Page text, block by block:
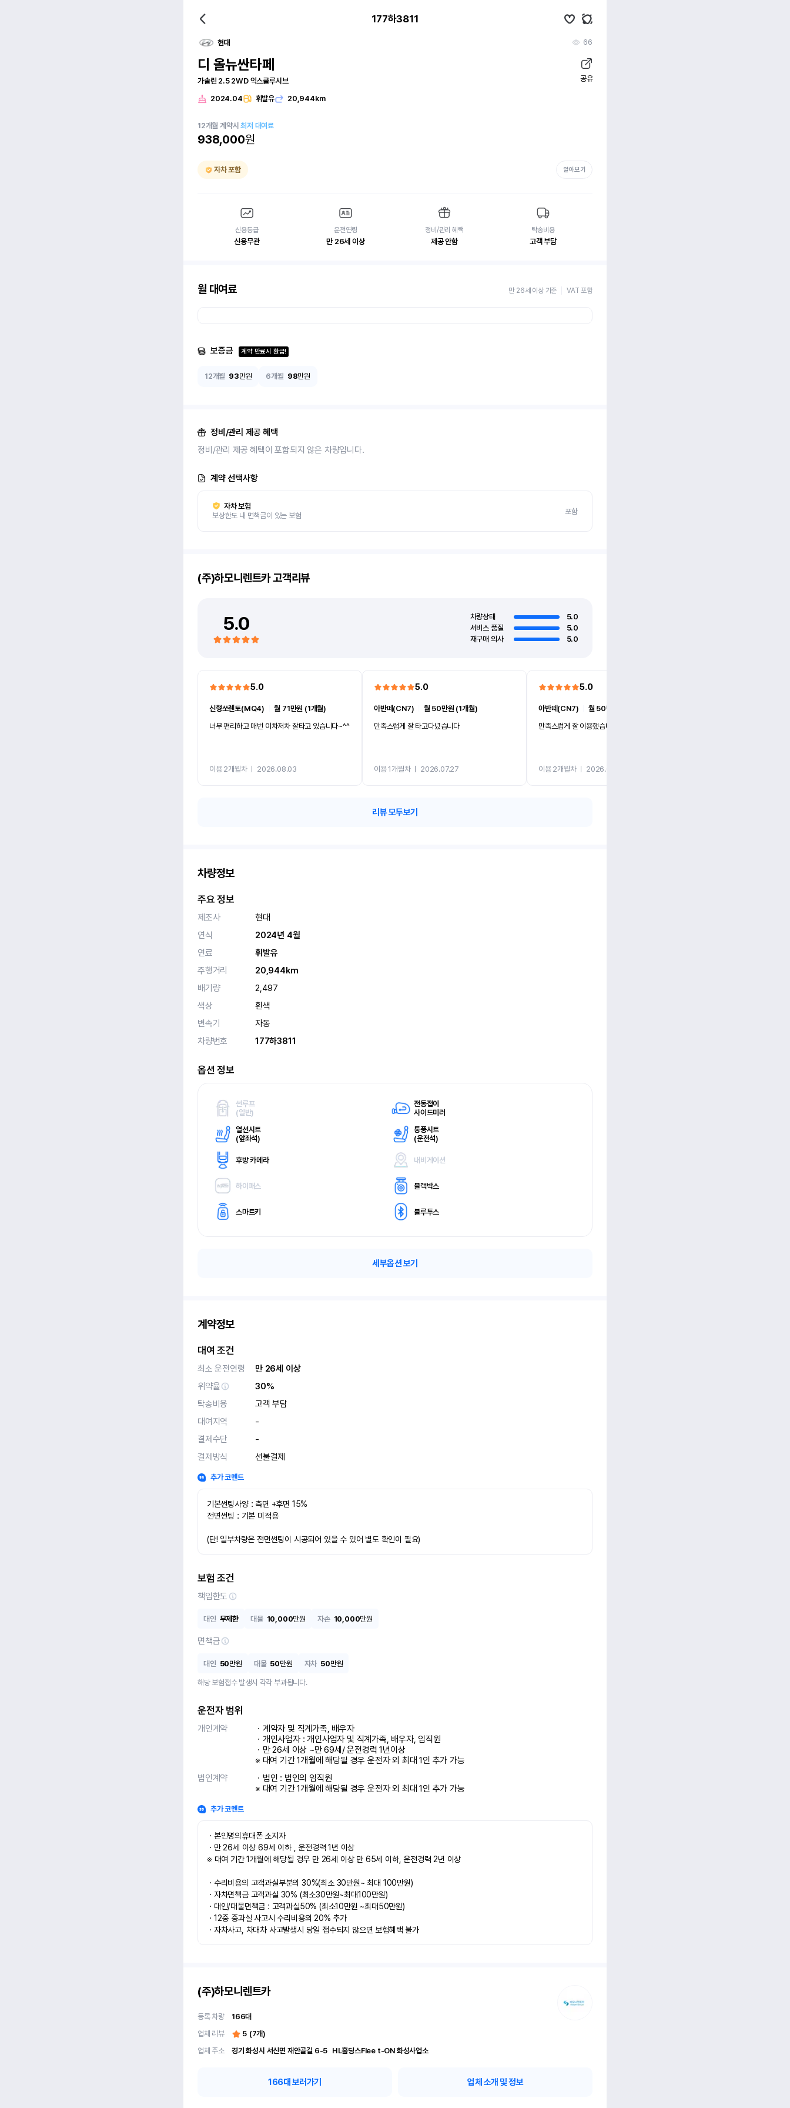
177하3811
현대 66
디 올뉴싼타페
가솔린 2.5 2WD 익스클루시브 공유
2024.04 휘발유 20,944km
12개월 계약시최저 대여료
938,000원
자차 포함 알아보기
신용등급
신용무관
운전연령
만 26세 이상
정비/관리 혜택
제공 안함
탁송비용
고객 부담
월 대여료 만 26세 이상 기준 VAT 포함
보증금 계약 만료시 환급!
12개월 93만원 6개월 98만원
정비/관리 제공 혜택
정비/관리 제공 혜택이 포함되지 않은 차량입니다.
계약 선택사항
자차 보험
보상한도 내 면책금이 있는 보험
포함
(주)하모니렌트카고객리뷰
5.0 차량상태
5.0
서비스 품질
5.0
재구매 의사
5.0
5.0
신형쏘렌토(MQ4) ㅣ월 71만원 (1개월)
너무 편리하고 매번 이차저차 잘타고 있습니다~^^
이용 2개월차ㅣ 2026.08.03
5.0
아반떼(CN7)
월 50만원 (1개월)
만족스럽게 잘 타고다녔습니다
이용 1개월차ㅣ 2026.07.27
5.0
아반떼(CN7)
월 50만원 (1개월)
만족스럽게 잘 이용했습니다
이용 2개월차ㅣ 2026.07.27
리뷰 모두보기
차량정보
주요 정보
제조사
현대
연식
2024년 4월
연료
휘발유
주행거리
20,944km
배기량
2,497
색상
흰색
변속기
자동
차량번호
177하3811
옵션 정보
썬루프
(일반)
전동접이
사이드미러
열선시트
(앞좌석)
통풍시트
(운전석)
후방 카메라 내비게이션
하이패스 블랙박스
스마트키 블루투스
세부옵션 보기
계약정보
대여 조건
최소 운전연령
만 26세 이상
위약율
30%
탁송비용
고객 부담
대여지역
-
결제수단
-
결제방식
선불결제
추가 코멘트
기본썬팅사양 : 측면 +후면 15%
전면썬팅 : 기본 미적용
(단! 일부차량은 전면썬팅이 시공되어 있을 수 있어 별도 확인이 필요)
보험 조건
책임한도
대인 무제한 대물 10,000만원 자손 10,000만원
면책금
대인 50만원 대물 50만원 자차 50만원
해당 보험접수 발생시 각각 부과됩니다.
운전자 범위
개인계약
ㆍ계약자 및 직계가족, 배우자
ㆍ개인사업자 : 개인사업자 및 직계가족, 배우자, 임직원
ㆍ만 26세 이상 ~만 69세/ 운전경력 1년이상
※ 대여 기간 1개월에 해당될 경우 운전자 외 최대 1인 추가 가능
법인계약
ㆍ법인 : 법인의 임직원
※ 대여 기간 1개월에 해당될 경우 운전자 외 최대 1인 추가 가능
추가 코멘트
ㆍ본인명의휴대폰 소지자
ㆍ만 26세 이상 69세 이하 , 운전경력 1년 이상
※ 대여 기간 1개월에 해당될 경우 만 26세 이상 만 65세 이하, 운전경력 2년 이상
ㆍ수리비용의 고객과실부분의 30%(최소 30만원~ 최대 100만원)
ㆍ자차면책금 고객과실 30% (최소30만원~최대100만원)
ㆍ대인/대물면책금 : 고객과실50% (최소10만원 ~최대50만원)
ㆍ12중 중과실 사고시 수리비용의 20% 추가
ㆍ자차사고, 차대차 사고발생시 당일 접수되지 않으면 보험혜택 불가
(주)하모니렌트카
등록 차량 166대
업체 리뷰
5 (7개)
업체 주소
경기 화성시 서신면 재안골길 6-5	 HL홀딩스Flee t-ON 화성사업소
166대 보러가기 업체 소개 및 정보